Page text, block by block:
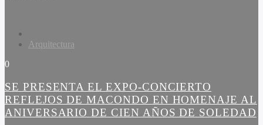
Arquitectura
0
SE PRESENTA EL EXPO-CONCIERTO
REFLEJOS DE MACONDO EN HOMENAJE AL
ANIVERSARIO DE CIEN AÑOS DE SOLEDAD